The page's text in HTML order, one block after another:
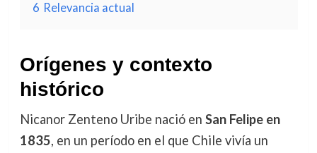
6 Relevancia actual
Orígenes y contexto
histórico
Nicanor Zenteno Uribe nació en San Felipe en
1835, en un período en el que Chile vivía un